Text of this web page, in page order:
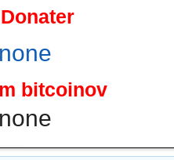
bitcoinov